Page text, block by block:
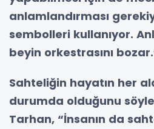
anlamlandırması
sembolleri kullanıyor.
beyin orkestrasını
Sahteliğin hayatın her
durumda olduğunu
Tarhan, “İnsanın da